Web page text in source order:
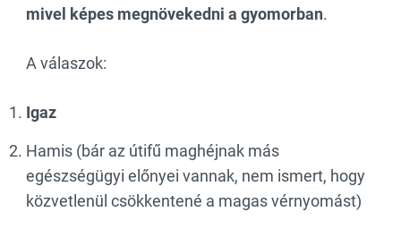
mivel képes megnövekedni a gyomorban.
A válaszok:
Igaz
Hamis (bár az útifű maghéjnak más
egészségügyi előnyei vannak, nem ismert, hogy
közvetlenül csökkentené a magas vérnyomást)